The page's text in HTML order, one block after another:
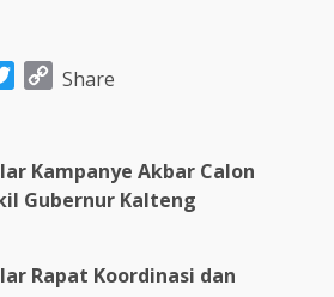
TwitterCopy
Share
Kampanye Akbar Calon
Gubernur Kalteng
Rapat Koordinasi dan